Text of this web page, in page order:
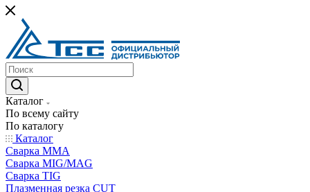
Каталог
По всему сайту
По каталогу
Каталог
Сварка MMA
Сварка MIG/MAG
Сварка TIG
Плазменная резка CUT